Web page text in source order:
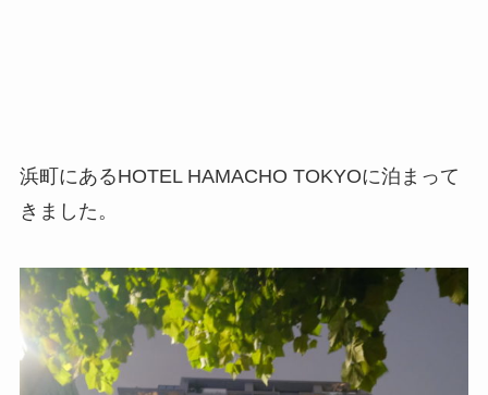
浜町にあるHOTEL HAMACHO TOKYOに泊まって
きました。